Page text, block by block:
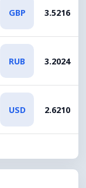
GBP 3.5216
RUB 3.2024
USD 2.6210